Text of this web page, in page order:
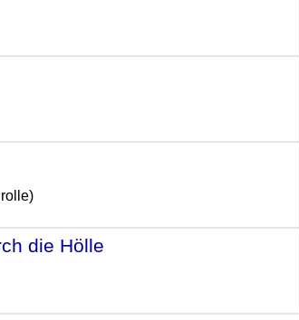
die Hölle